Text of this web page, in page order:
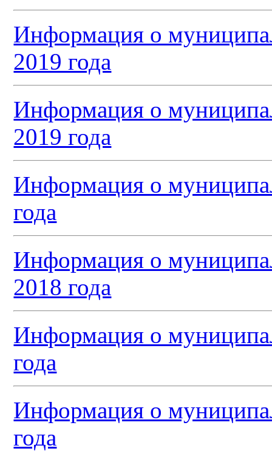
Информация о
2019 года
Информация о
2019 года
Информация о
года
Информация о
2018 года
Информация о
года
Информация о
года